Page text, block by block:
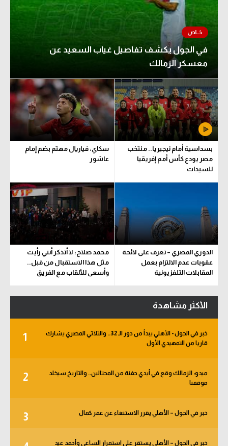
في الجول يكشف تفاصيل غياب السعيد عن
معسكر الزمالك
بسداسية أمام نيجيريا.. منتخب
مصر يودع كأس أمم إفريقيا
للسيدات
سكاي: فياريال مهتم بضم إمام
عاشور
الدوري المصري – تعرف على لائحة
عقوبات عدم الالتزام بعمل
المقابلات التلفزيونية
محمد صلاح: لا أتذكر أنني رأيت
مثل هذا الاستقبال من قبل..
وأسعى للألقاب مع الفريق
الأكثر مشاهدة
1
خبر في الجول - الأهلي يبدأ من دور الـ 32.. والثلاثي المصري يشارك
قاريا من التمهيدي الأول
2
ميدو: الزمالك وقع في أيدي حفنة من المحتالين.. والتاريخ سيخلد
موقفنا
3 خبر في الجول – الأهلي يقرر الاستنغاء عن عمر كمال
خبر في الجول – الأهلي يستقر على استمرار الساعي وأحمد عيد